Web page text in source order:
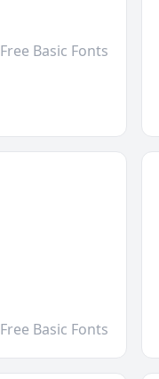
Free Basic Fonts
Free Basic Fonts